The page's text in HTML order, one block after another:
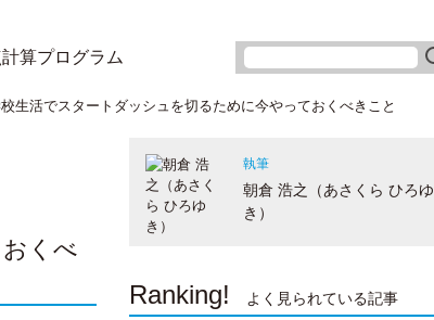
算プログラム
生活でスタートダッシュを切るために今やっておくべきこと
くべ
執筆
朝倉 浩之（あさくら ひろゆ
き）
Ranking! よく見られている記事